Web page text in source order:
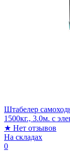
Штабелер
1500кг., 3.0м. с
★ Нет отзывов
На складах
0